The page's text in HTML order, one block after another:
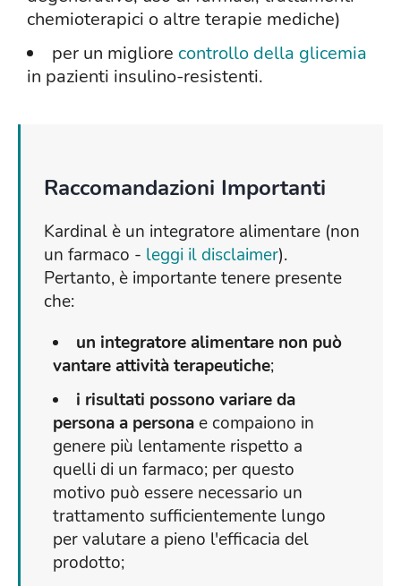
chemioterapici o altre terapie mediche)
per un migliore controllo della glicemia
in pazienti insulino-resistenti.
Raccomandazioni Importanti
Kardinal è un integratore alimentare (non
un farmaco - leggi il disclaimer).
Pertanto, è importante tenere presente
che:
un integratore alimentare non può
vantare attività terapeutiche;
i risultati possono variare da
persona a persona e compaiono in
genere più lentamente rispetto a
quelli di un farmaco; per questo
motivo può essere necessario un
trattamento sufficientemente lungo
per valutare a pieno l'efficacia del
prodotto;